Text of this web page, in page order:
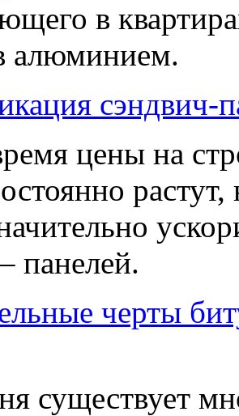
в
алюминием.
сэндвич-
цены на
панелей.
черты
существует